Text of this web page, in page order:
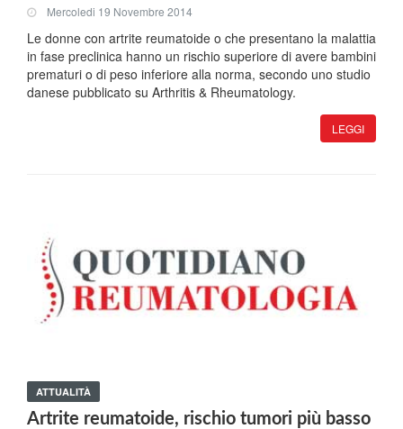
Mercoledi 19 Novembre 2014
Le donne con artrite reumatoide o che presentano la malattia
in fase preclinica hanno un rischio superiore di avere bambini
prematuri o di peso inferiore alla norma, secondo uno studio
danese pubblicato su Arthritis & Rheumatology.
LEGGI
ATTUALITÀ
Artrite reumatoide, rischio tumori più basso